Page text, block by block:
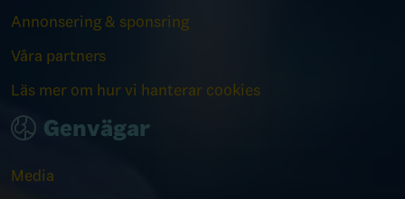
Annonsering & sponsring
Våra partners
Läs mer om hur vi hanterar cookies
Genvägar
Media